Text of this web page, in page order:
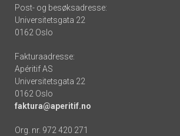
Post- og besøksadresse:
Universitetsgata 22
0162 Oslo
Fakturaadresse:
Apéritif AS
Universitetsgata 22
0162 Oslo
faktura@aperitif.no
Org. nr. 972 420 271